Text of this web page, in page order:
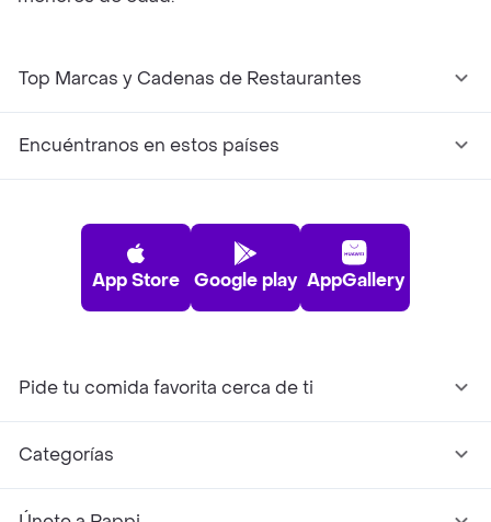
Top Marcas y Cadenas de Restaurantes
Encuéntranos en estos países
App Store Google play AppGallery
Pide tu comida favorita cerca de ti
Categorías